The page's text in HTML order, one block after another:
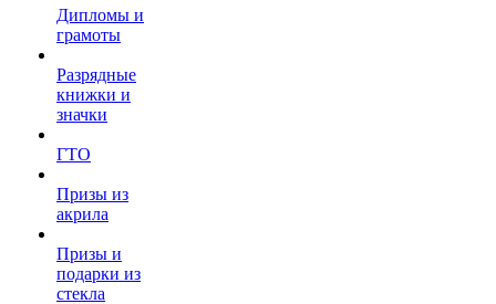
Дипломы и
грамоты
Разрядные
книжки и
значки
ГТО
Призы из
акрила
Призы и
подарки из
стекла